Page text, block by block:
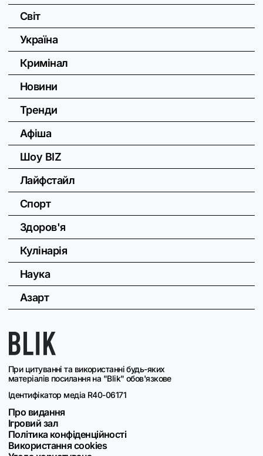
При цитуванні та використанні будь-яких
матеріалів посилання на "Blik" обов'язкове
Ідентифікатор медіа R40-06171
Про видання
Ігровий зал
Політика конфіденційності
Використання cookies
Світ
Україна
Кримінал
Новини
Тренди
Афіша
Шоу BIZ
Лайфстайл
Спорт
Здоров'я
Кулінарія
Наука
Азарт